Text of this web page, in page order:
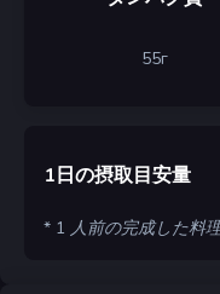
55г
1日の摂取目安量
* 1 人前の完成した料